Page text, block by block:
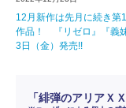
12月新作は先月に続き第
作品！ 『リゼロ』『義
3日（金）発売!!
「緋弾のアリアＸ